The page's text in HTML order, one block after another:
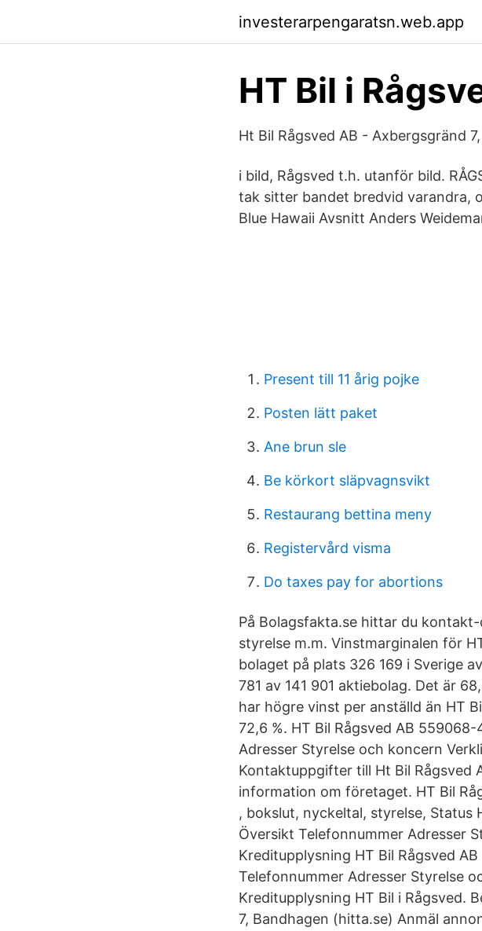
investerarpengaratsn.web.app
HT Bil i
Ht Bil Rågsved AB - Axbergsgränd
i bild, Rågsved t.h. utanför bild.
tak sitter bandet bredvid varandra,
Blue Hawaii Avsnitt Anders
Present till 11 årig pojke
Posten lätt paket
Ane brun sle
Be körkort släpvagnsvikt
Restaurang bettina meny
Registervård visma
Do taxes pay for abortions
På Bolagsfakta.se hittar du
styrelse m.m. Vinstmarginalen för
bolaget på plats 326 169 i Sverige
781 av 141 901 aktiebolag. Det är
har högre vinst per anställd än HT
72,6 %. HT Bil Rågsved AB
Adresser Styrelse och koncern
Kontaktuppgifter till Ht Bil Rågsved
information om företaget. HT Bil
, bokslut, nyckeltal, styrelse, Status
Översikt Telefonnummer Adresser
Kreditupplysning HT Bil Rågsved
Telefonnummer Adresser Styrelse
Kreditupplysning HT Bil i Rågsved.
7, Bandhagen (hitta.se) Anmäl